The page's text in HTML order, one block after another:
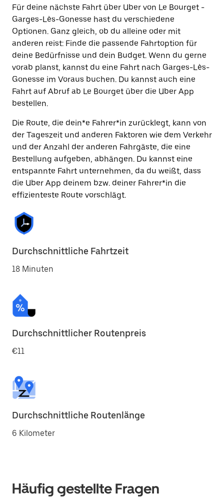
Für deine nächste Fahrt über Uber von Le Bourget -
Garges-Lès-Gonesse hast du verschiedene
Optionen. Ganz gleich, ob du alleine oder mit
anderen reist: Finde die passende Fahrtoption für
deine Bedürfnisse und dein Budget. Wenn du gerne
vorab planst, kannst du eine Fahrt nach Garges-Lès-
Gonesse im Voraus buchen. Du kannst auch eine
Fahrt auf Abruf ab Le Bourget über die Uber App
bestellen.
Die Route, die dein*e Fahrer*in zurücklegt, kann von
der Tageszeit und anderen Faktoren wie dem Verkehr
und der Anzahl der anderen Fahrgäste, die eine
Bestellung aufgeben, abhängen. Du kannst eine
entspannte Fahrt unternehmen, da du weißt, dass
die Uber App deinem bzw. deiner Fahrer*in die
effizienteste Route vorschlägt.
Durchschnittliche Fahrtzeit
18 Minuten
Durchschnittlicher Routenpreis
€11
Durchschnittliche Routenlänge
6 Kilometer
Häufig gestellte Fragen